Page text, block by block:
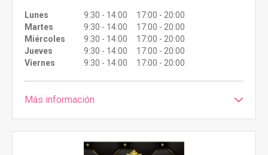
Lunes
9:30 - 14:00 17:00 - 20:00
Martes
9:30 - 14:00 17:00 - 20:00
Miércoles
9:30 - 14:00 17:00 - 20:00
Jueves
9:30 - 14:00 17:00 - 20:00
Viernes
9:30 - 14:00 17:00 - 20:00
Más información